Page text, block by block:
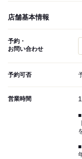
店舗基本情報
予約・
お問い合わせ
予約可否
営業時間